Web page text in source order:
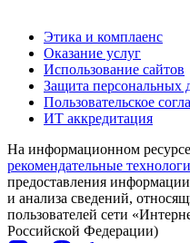
Этика и комплаенс
Оказание услуг
Использование сайтов
Защита персональных
Пользовательское
ИТ аккредитация
На информационном
рекомендательные
предоставления
и анализа сведений,
пользователей сети
Российской Федерации)